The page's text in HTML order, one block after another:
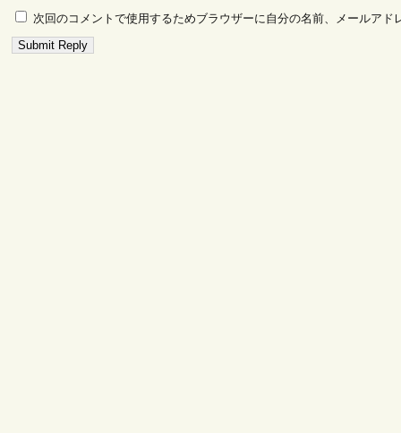
次回のコメントで使用するためブラウザーに自分の名前、メールアド